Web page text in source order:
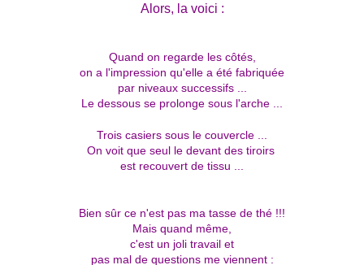
Alors, la voici :
Quand on regarde les côtés,
on a l'impression qu'elle a été fabriquée
par niveaux successifs ...
Le dessous se prolonge sous l'arche ...
Trois casiers sous le couvercle ...
On voit que seul le devant des tiroirs
est recouvert de tissu ...
Bien sûr ce n'est pas ma tasse de thé !!!
Mais quand même,
c'est un joli travail et
pas mal de questions me viennent :